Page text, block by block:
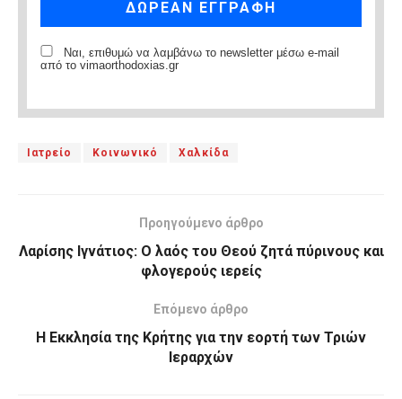
Ναι, επιθυμώ να λαμβάνω το newsletter μέσω e-mail
από το vimaorthodoxias.gr
Ιατρείο Κοινωνικό Χαλκίδα
Προηγούμενο άρθρο
Λαρίσης Ιγνάτιος: Ο λαός του Θεού ζητά πύρινους και
φλογερούς ιερείς
Επόμενο άρθρο
Η Εκκλησία της Κρήτης για την εορτή των Τριών
Ιεραρχών